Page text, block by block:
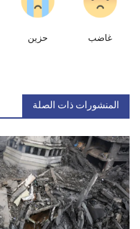
غاضب حزين
المنشورات ذات الصلة